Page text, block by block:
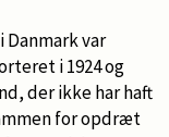
var
i 1924 og
der ikke har haft
for opdræt